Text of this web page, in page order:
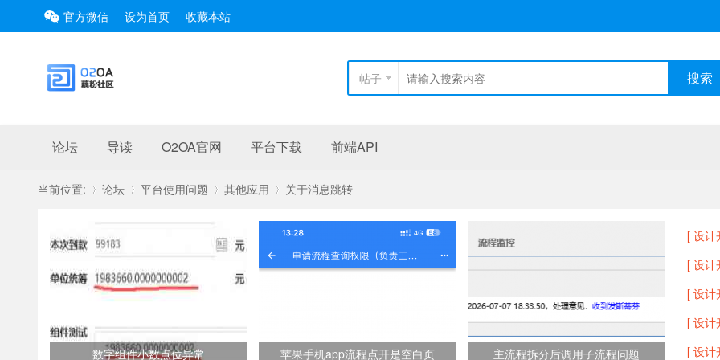
官方微信 设为首页 收藏本站
帖子 搜索
论坛 导读 O2OA官网 平台下载 前端API
当前位置: 论坛 平台使用问题
›
其他应用
›
关于消息跳转
数字组件小数点位异常 苹果手机app流程点开是空白页 主流程拆分后调用子流程问题
[ 设计
[ 设计
[ 设计
[ 设计
[ 设计